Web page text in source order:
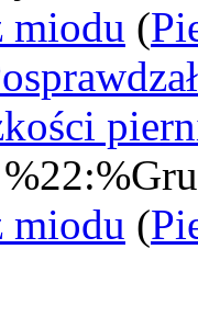
miodu (
miodu (